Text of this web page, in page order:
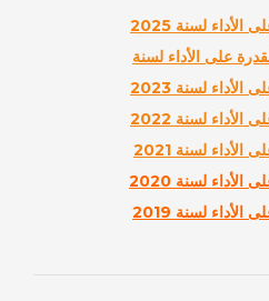
الأداء لسنة 2025
على الأداء لسنة
الأداء لسنة 2023
الأداء لسنة 2022
لسنة 2021
لسنة 2020
لسنة 2019